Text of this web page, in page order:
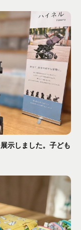
示しました。子ども